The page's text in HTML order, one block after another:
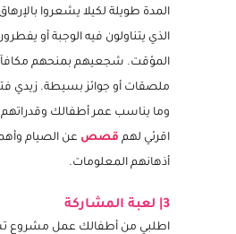
يستغنون عنها وحددي مدة لهذا
المدة طويلة لكيلا يشعروا
الذي يتناولون فيه الوجبة أو
المؤقت. شجعيهم بمنحهم
ملصقات أو جوائز بسيطة. زيدي
وما يناسب عمر أطفالك وقدراتهم.
اقرئي لهمقصص عن الصيام
3| لعبة المشاركة